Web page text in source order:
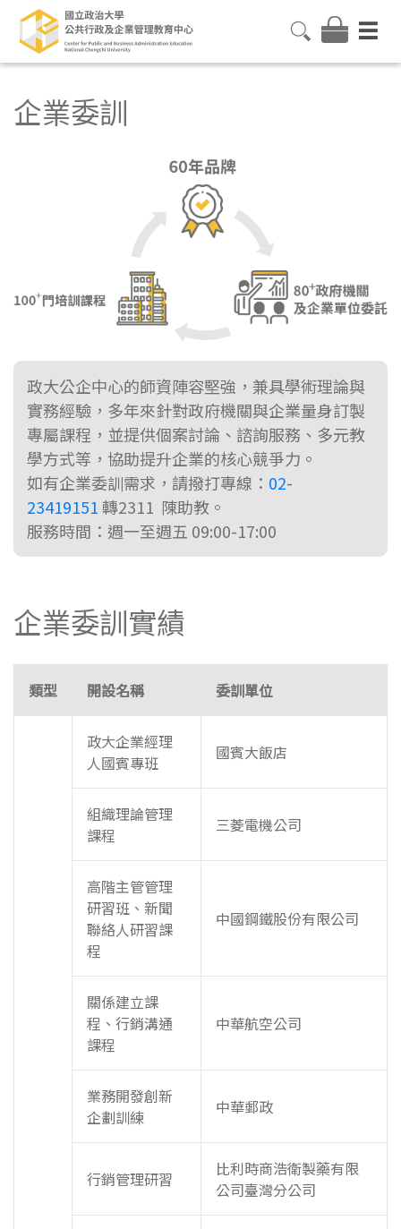
企業委訓
政大公企中心的師資陣容堅強，兼具學術理論與
實務經驗，多年來針對政府機關與企業量身訂製
專屬課程，並提供個案討論、諮詢服務、多元教
學方式等，協助提升企業的核心競爭力。
如有企業委訓需求，請撥打專線： 02-
23419151轉2311 陳助教。
服務時間：週一至週五 09:00-17:00
企業委訓實績
類型 開設名稱 委訓單位
政大企業經理
人國賓專班
國賓大飯店
組織理論管理
課程
三菱電機公司
高階主管管理
研習班、新聞
聯絡人研習課
程
中國鋼鐵股份有限公司
關係建立課
程、行銷溝通
課程
中華航空公司
業務開發創新
企劃訓練
中華郵政
行銷管理研習
比利時商浩衛製藥有限
公司臺灣分公司